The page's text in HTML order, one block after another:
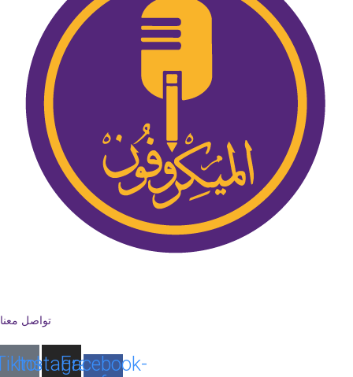
تواصل معنا
Facebook-
Instagram
Tiktok